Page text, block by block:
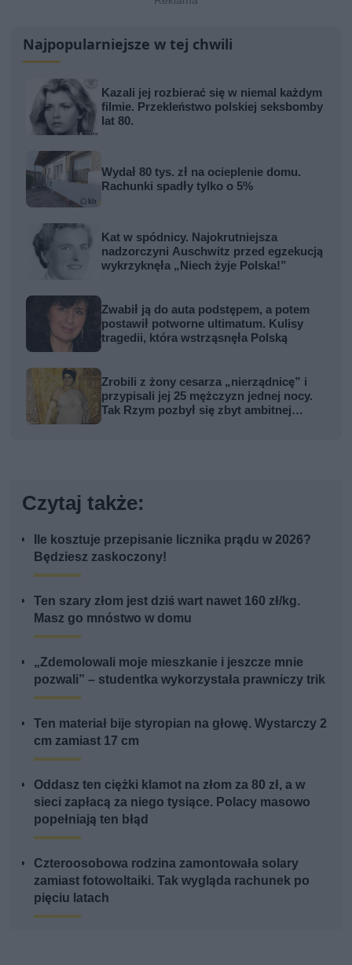
Najpopularniejsze w tej chwili
Kazali jej rozbierać się w niemal każdym
filmie. Przekleństwo polskiej seksbomby
lat 80.
Wydał 80 tys. zł na ocieplenie domu.
Rachunki spadły tylko o 5%
Kat w spódnicy. Najokrutniejsza
nadzorczyni Auschwitz przed egzekucją
wykrzyknęła „Niech żyje Polska!”
Zwabił ją do auta podstępem, a potem
postawił potworne ultimatum. Kulisy
tragedii, która wstrząsnęła Polską
Zrobili z żony cesarza „nierządnicę” i
przypisali jej 25 mężczyzn jednej nocy.
Tak Rzym pozbył się zbyt ambitnej
Czytaj także:
Ile kosztuje przepisanie licznika prądu w 2026?
Będziesz zaskoczony!
Ten szary złom jest dziś wart nawet 160 zł/kg.
Masz go mnóstwo w domu
„Zdemolowali moje mieszkanie i jeszcze mnie
pozwali” – studentka wykorzystała prawniczy trik
Ten materiał bije styropian na głowę. Wystarczy 2
cm zamiast 17 cm
Oddasz ten ciężki klamot na złom za 80 zł, a w
sieci zapłacą za niego tysiące. Polacy masowo
popełniają ten błąd
Czteroosobowa rodzina zamontowała solary
zamiast fotowoltaiki. Tak wygląda rachunek po
pięciu latach